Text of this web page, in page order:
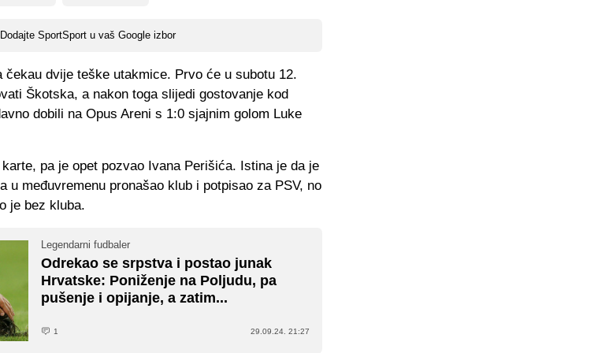
Dodajte SportSport u vaš Google izbor
dvije teške utakmice. Prvo će u subotu 12.
Škotska, a nakon toga slijedi gostovanje kod
dobili na Opus Areni s 1:0 sjajnim golom Luke
pa je opet pozvao Ivana Perišića. Istina je da je
u međuvremenu pronašao klub i potpisao za PSV, no
je bez kluba.
Legendarni fudbaler
Odrekao se srpstva i postao junak
Hrvatske: Poniženje na Poljudu, pa
pušenje i opijanje, a zatim...
1 29.09.24. 21:27